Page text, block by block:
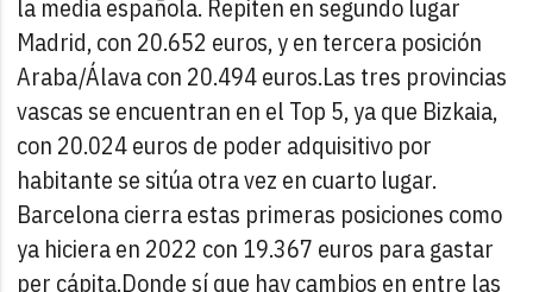
la media española. Repiten en segundo lugar
Madrid, con 20.652 euros, y en tercera posición
Araba/Álava con 20.494 euros.Las tres provincias
vascas se encuentran en el Top 5, ya que Bizkaia,
con 20.024 euros de poder adquisitivo por
habitante se sitúa otra vez en cuarto lugar.
Barcelona cierra estas primeras posiciones como
ya hiciera en 2022 con 19.367 euros para gastar
per cápita.Donde sí que hay cambios en entre las